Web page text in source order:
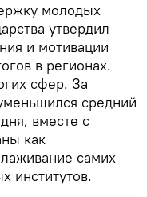
молодых
утвердил
и мотивации
в регионах.
сфер. За
средний
вместе с
как
самих
институтов.